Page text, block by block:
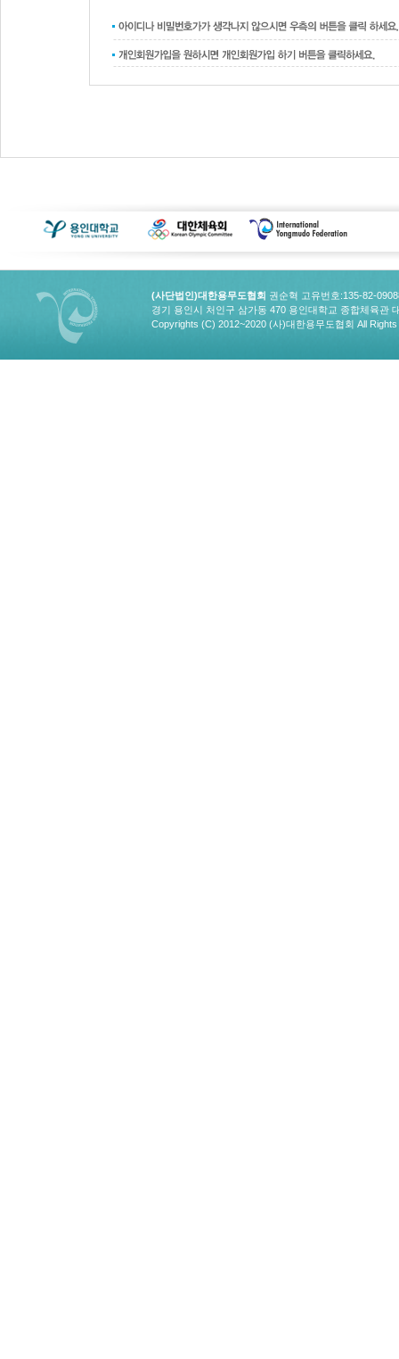
(사단법인)대한용무도협회 권순혁 고유번호:135-82-
경기 용인시 처인구 삼가동 470 용인대학교 종합체육관
Copyrights (C) 2012~2020 (사)대한용무도협회 All